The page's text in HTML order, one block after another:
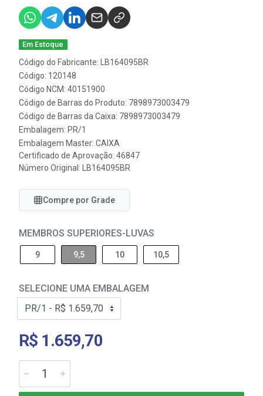
Em Estoque
Código do Fabricante: LB164095BR
Código: 120148
Código NCM: 40151900
Código de Barras do Produto: 7898973003479
Código de Barras da Caixa: 7898973003479
Embalagem: PR/1
Embalagem Master: CAIXA
Certificado de Aprovação: 46847
Número Original: LB164095BR
Compre por Grade
MEMBROS SUPERIORES-LUVAS
9 9,5 10 10,5
SELECIONE UMA EMBALAGEM
R$ 1.659,70